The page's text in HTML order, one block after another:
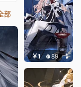
部
￥1 89